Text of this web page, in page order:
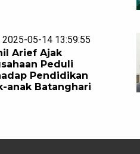
2025-05-14 13:59:55
Arief Ajak
Peduli
Pendidikan
anak Batanghari